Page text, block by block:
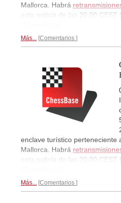
Mallorca. Habrá
esta noticia de las 20:00 CEST
Más... Comentarios
enclave turístico perteneciente
Mallorca. Habrá
esta noticia de las 20:00 CEST
Más... Comentarios